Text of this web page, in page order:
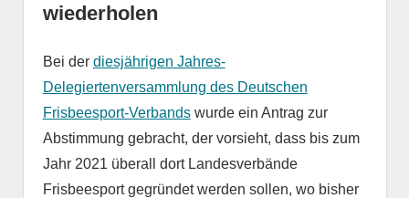
wiederholen
Bei der diesjährigen Jahres-
Delegiertenversammlung des Deutschen
Frisbeesport-Verbandswurde ein Antrag zur
Abstimmung gebracht, der vorsieht, dass bis zum
Jahr 2021 überall dort Landesverbände
Frisbeesport gegründet werden sollen, wo bisher